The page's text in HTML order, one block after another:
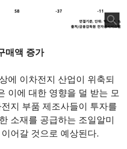
매액 증가
에 이차전지 산업이 위축되
이에 대한 영향을 덜 받는 모
지 부품 제조사들이 투자를
소재를 공급하는 조일알미
어갈 것으로 예상된다.